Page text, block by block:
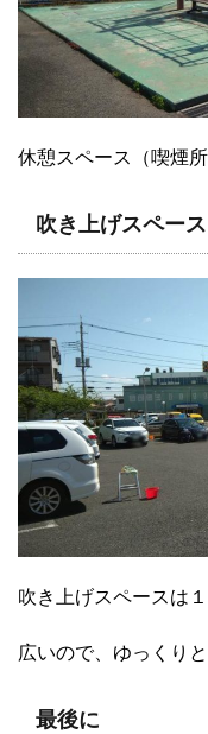
休憩スペース（喫煙所
吹き上げスペース
吹き上げスペースは
広いので、ゆっくり
最後に